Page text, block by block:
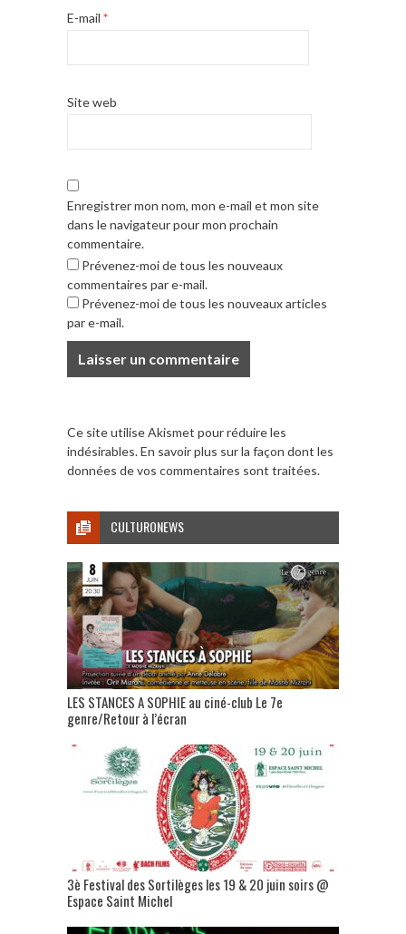
E-mail *
Site web
Enregistrer mon nom, mon e-mail et mon site
dans le navigateur pour mon prochain
commentaire.
Prévenez-moi de tous les nouveaux
commentaires par e-mail.
Prévenez-moi de tous les nouveaux articles
par e-mail.
Ce site utilise Akismet pour réduire les
indésirables.En savoir plus sur la façon dont les
données de vos commentaires sont traitées.
CULTURONEWS
LES STANCES A SOPHIE au ciné-club Le 7e
genre/Retour à l’écran
3è Festival des Sortilèges les 19 & 20 juin soirs @
Espace Saint Michel